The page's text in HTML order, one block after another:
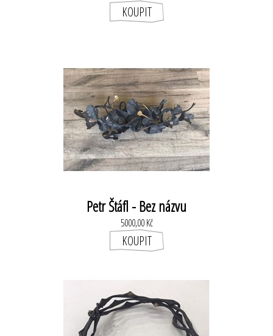
Petr Štáfl - Bez názvu
5000,00 Kč